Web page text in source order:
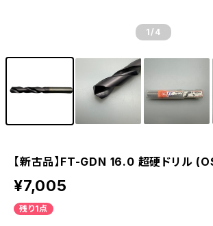
1 /4
【新古品】FT-GDN 16.0 超硬ドリル
¥7,005
残り1点